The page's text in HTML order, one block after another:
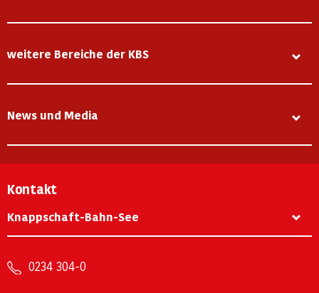
weitere Bereiche der KBS
News und Media
Kontakt
Knappschaft-Bahn-See
0234 304-0